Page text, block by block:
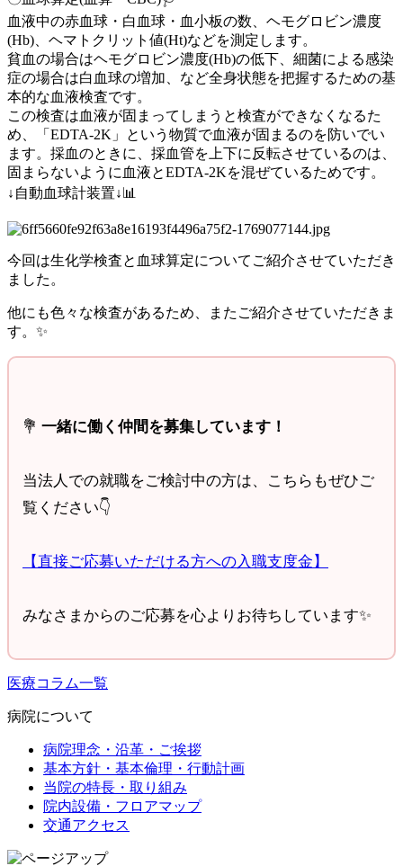
血液中の赤血球・白血球・血小板の数、ヘモグロビン濃度
(Hb)、ヘマトクリット値(Ht)などを測定します。
貧血の場合はヘモグロビン濃度(Hb)の低下、細菌による感染
症の場合は白血球の増加、など全身状態を把握するための基
本的な血液検査です。
この検査は血液が固まってしまうと検査ができなくなるた
め、「EDTA-2K」という物質で血液が固まるのを防いでい
ます。採血のときに、採血管を上下に反転させているのは、
固まらないように血液とEDTA-2Kを混ぜているためです。
↓自動血球計装置↓📊
今回は生化学検査と血球算定についてご紹介させていただき
ました。
他にも色々な検査があるため、またご紹介させていただきま
す。✨
💐 一緒に働く仲間を募集しています！
当法人での就職をご検討中の方は、こちらもぜひご
覧ください👇
【直接ご応募いただける方への入職支度金】
みなさまからのご応募を心よりお待ちしています✨
医療コラム一覧
病院について
病院理念・沿革・ご挨拶
基本方針・基本倫理・行動計画
当院の特長・取り組み
院内設備・フロアマップ
交通アクセス